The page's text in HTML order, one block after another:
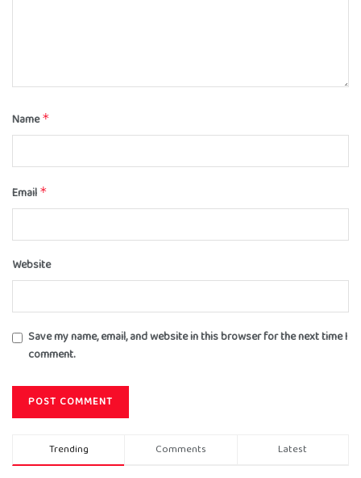
Name*
Email *
Website
Save my name, email, and website in this browser for the next time I
comment.
Trending Comments Latest